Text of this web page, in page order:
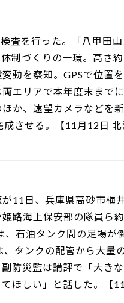
査を行った。「八甲田山
制づくりの一環。高さ
動を察知。GPSで位置
エリアで本年度末までに
か、遠望カメラなどを
させる。【11月12日 北
11日、兵庫県高砂市梅
路海上保安部の隊員ら約
石油タンク間の足場が
タンクの配管から大量
防災監は講評で「大き
ほしい」と話した。【